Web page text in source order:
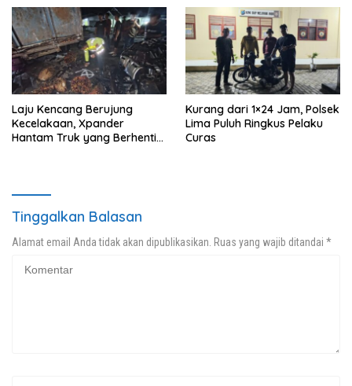
Mushollah Al Maghribi
Laju Kencang Berujung
Kecelakaan, Xpander
Hantam Truk yang Berhenti
Kurang dari 1×24 Jam, Polsek
Lima Puluh Ringkus Pelaku
Curas
Tinggalkan Balasan
Alamat email Anda tidak akan dipublikasikan. Ruas yang wajib ditandai *